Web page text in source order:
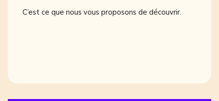
C’est ce que nous vous proposons de découvrir.